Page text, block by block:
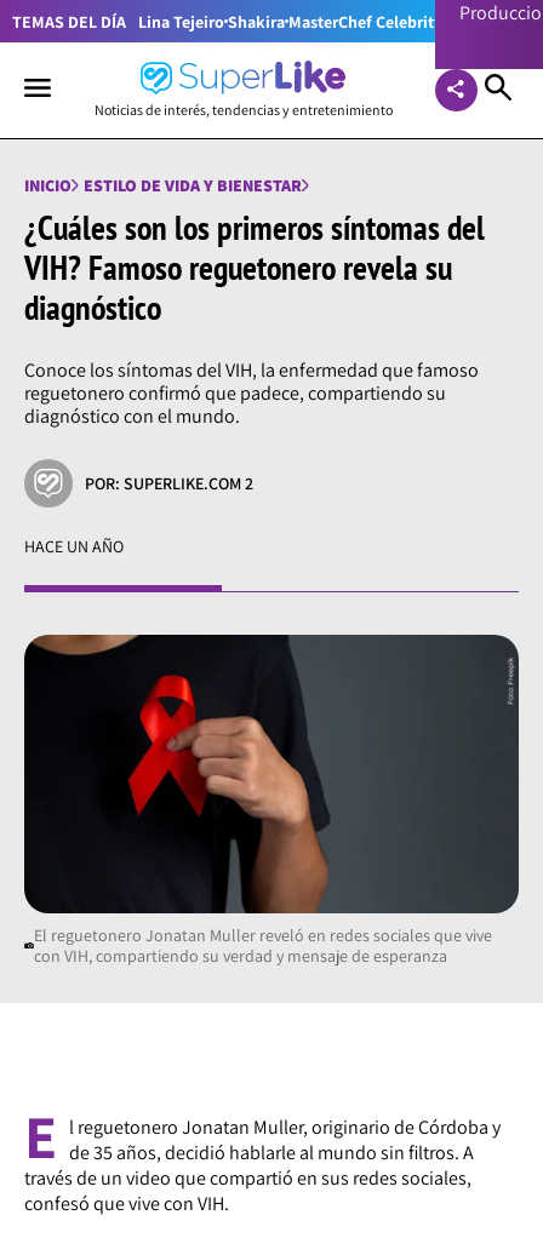
TEMAS DEL DÍA Lina TejeiroShakira MasterChef Celebrity Colombia
Noticias de interés, tendencias y entretenimiento
INICIO ESTILO DE VIDA Y BIENESTAR
¿Cuáles son los primeros síntomas del
VIH? Famoso reguetonero revela su
diagnóstico
Conoce los síntomas del VIH, la enfermedad que famoso
reguetonero confirmó que padece, compartiendo su
diagnóstico con el mundo.
POR: SUPERLIKE.COM 2
HACE UN AÑO
El reguetonero Jonatan Muller reveló en redes sociales que vive
con VIH, compartiendo su verdad y mensaje de esperanza
E
l reguetonero Jonatan Muller, originario de Córdoba y
de 35 años, decidió hablarle al mundo sin filtros. A
través de un video que compartió en sus redes sociales,
confesó que vive con VIH.